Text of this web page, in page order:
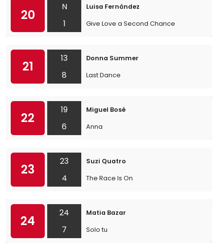
20
N
1
Luisa Fernández
Give Love a Second Chance
21
13
8
Donna Summer
Last Dance
22
19
6
Miguel Bosé
Anna
23
23
4
Suzi Quatro
The Race Is On
24
24
7
Matia Bazar
Solo tu